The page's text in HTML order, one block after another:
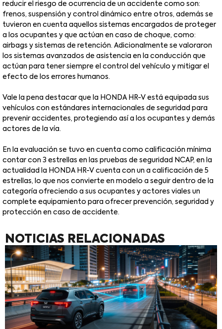
reducir el riesgo de ocurrencia de un accidente como son:
frenos, suspensión y control dinámico entre otros, además se
tuvieron en cuenta aquellos sistemas encargados de proteger
a los ocupantes y que actúan en caso de choque, como:
airbags y sistemas de retención. Adicionalmente se valoraron
los sistemas avanzados de asistencia en la conducción que
actúan para tener siempre el control del vehículo y mitigar el
efecto de los errores humanos.
Vale la pena destacar que la HONDA HR-V está equipada sus
vehículos con estándares internacionales de seguridad para
prevenir accidentes, protegiendo así a los ocupantes y demás
actores de la vía.
En la evaluación se tuvo en cuenta como calificación mínima
contar con 3 estrellas en las pruebas de seguridad NCAP, en la
actualidad la HONDA HR-V cuenta con un a calificación de 5
estrellas, lo que nos convierte en modelo a seguir dentro de la
categoría ofreciendo a sus ocupantes y actores viales un
complete equipamiento para ofrecer prevención, seguridad y
protección en caso de accidente.
NOTICIAS RELACIONADAS